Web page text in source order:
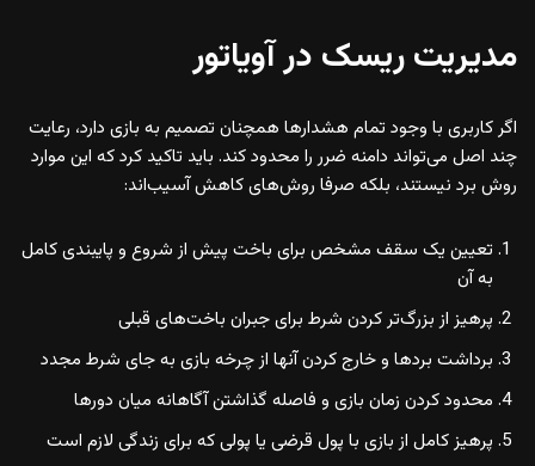
مدیریت ریسک در آویاتور
اگر کاربری با وجود تمام هشدارها همچنان تصمیم به بازی دارد، رعایت
چند اصل می‌تواند دامنه ضرر را محدود کند. باید تاکید کرد که این موارد
روش برد نیستند، بلکه صرفا روش‌های کاهش آسیب‌اند:
تعیین یک سقف مشخص برای باخت پیش از شروع و پایبندی کامل
به آن
پرهیز از بزرگ‌تر کردن شرط برای جبران باخت‌های قبلی
برداشت بردها و خارج کردن آنها از چرخه بازی به جای شرط مجدد
محدود کردن زمان بازی و فاصله گذاشتن آگاهانه میان دورها
پرهیز کامل از بازی با پول قرضی یا پولی که برای زندگی لازم است